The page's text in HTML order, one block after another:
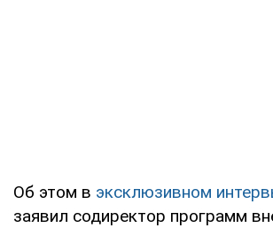
Об этом в эксклюзивном
заявил содиректор программ